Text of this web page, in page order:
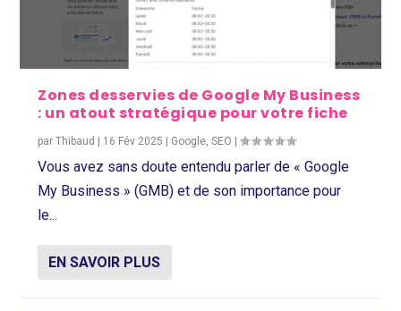
Zones desservies de Google My Business
: un atout stratégique pour votre fiche
parThibaud | 16 Fév 2025 | Google ,SEO |
Vous avez sans doute entendu parler de « Google
My Business » (GMB) et de son importance pour
le...
EN SAVOIR PLUS